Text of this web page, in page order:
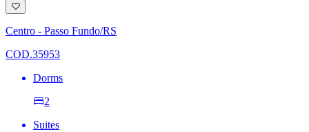
Adicionar
à
lista
de
Centro - Passo Fundo/RS
COD.35953
Dorms
2
Suites